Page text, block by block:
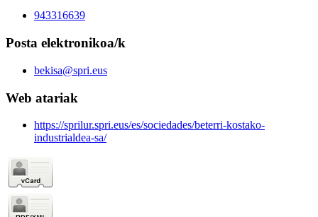
943316639
Posta elektronikoa/k
bekisa@spri.eus
Web atariak
https://sprilur.spri.eus/es/sociedades/beterri-kostako-
industrialdea-sa/